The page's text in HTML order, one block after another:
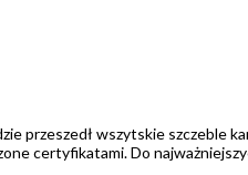
przeszedł wszytskie
certyfikatami. Do